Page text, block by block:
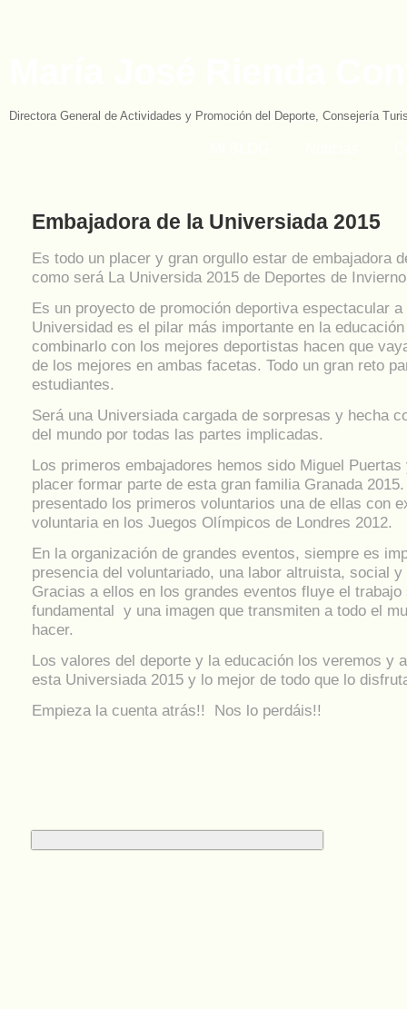
Directora General de Actividades y Promoción del Deporte, Consejería
Embajadora de la Universiada 2015
Es todo un placer y gran orgullo estar de embajadora
como será La Universida 2015 de Deportes de
Es un proyecto de promoción deportiva espectacular
Universidad es el pilar más importante en la
combinarlo con los mejores deportistas hacen que
de los mejores en ambas facetas. Todo un gran reto
estudiantes.
Será una Universiada cargada de sorpresas y hecha
del mundo por todas las partes implicadas.
Los primeros embajadores hemos sido Miguel
placer formar parte de esta gran familia Granada
presentado los primeros voluntarios una de ellas con
voluntaria en los Juegos Olímpicos de Londres 2012.
En la organización de grandes eventos, siempre es
presencia del voluntariado, una labor altruista, social
Gracias a ellos en los grandes eventos fluye el trabajo
fundamental y una imagen que transmiten a todo el
hacer.
Los valores del deporte y la educación los veremos y
esta Universiada 2015 y lo mejor de todo que lo
Empieza la cuenta atrás!! Nos lo perdáis!!